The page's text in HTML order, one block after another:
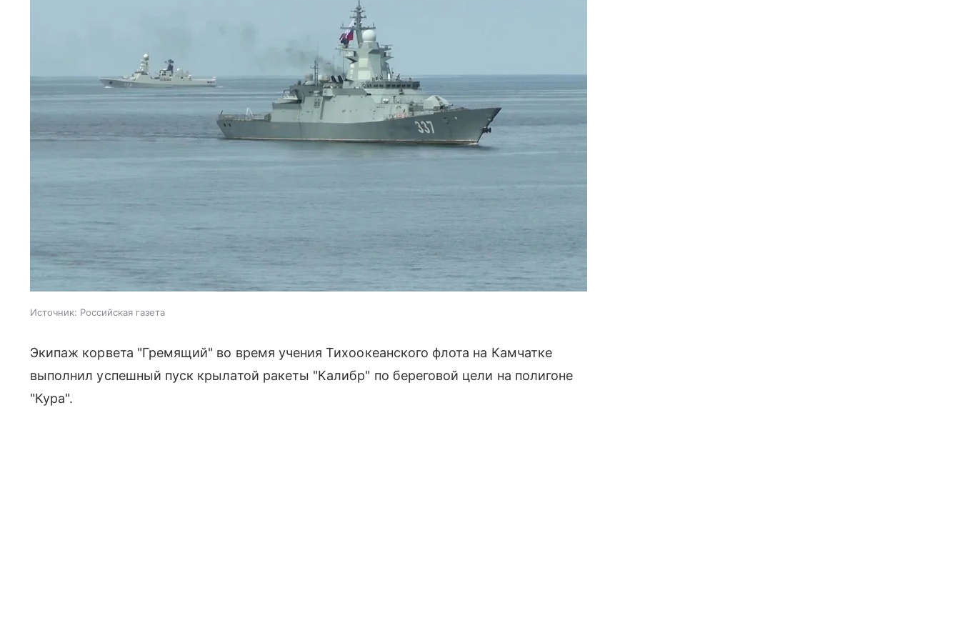
Источник: Российская газета
Экипаж корвета "Гремящий" во время учения Тихоокеанского флота на Камчатке
выполнил успешный пуск крылатой ракеты "Калибр" по береговой цели на полигоне
"Кура".